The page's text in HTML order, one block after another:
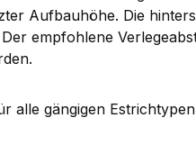
Aufbauhöhe. Die
empfohlene
alle gängigen